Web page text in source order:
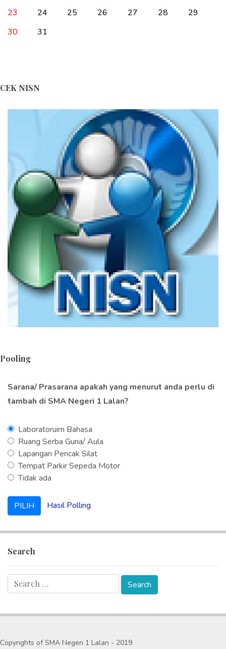
23
24 25 26 27 28
29
30
31
CEK NISN
Pooling
Sarana/ Prasarana apakah yang menurut anda perlu di
tambah di SMA Negeri 1 Lalan?
Laboratoruim Bahasa
Ruang Serba Guna/ Aula
Lapangan Pencak Silat
Tempat Parkir Sepeda Motor
Tidak ada
Hasil Polling
Search
Copyrights of SMA Negeri 1 Lalan - 2019